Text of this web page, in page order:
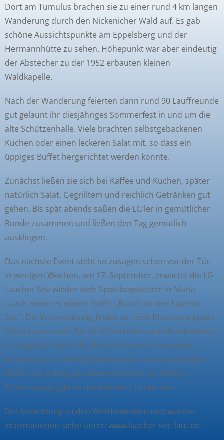
Dort am Tumulus brachen sie zu einer rund 4 km langen
Wanderung durch den Nickenicher Wald auf. Es gab
schöne Aussichtspunkte am Eppelsberg und der
Hermannhütte zu sehen. Höhepunkt war aber eindeutig
der Abstecher zu der 1952 erbauten kleinen
Waldkapelle.
Nach der Wanderung feierten dann rund 90 Lauffreunde
gut gelaunt ihr diesjähriges Sommerfest in und um die
alte Schützenhalle. Viele brachten selbstgebackenen
Kuchen oder einen leckeren Salat mit, so dass ein
üppiges Buffet hergerichtet werden konnte.
Zunächst ließen sie sich bei Kaffee und Kuchen, später
natürlich Salat, Gegrilltem und reichlich Getränken gut
gehen. Bis spät abends saßen die LG‘ler in gemütlicher
Runde zusammen und ließen den Tag gemütlich
ausklingen.
Das nächste Event steht so zusagen schon vor der Tür.
In wenigen Wochen, am 17. September, erwartet die LG
Laacher See wieder viele Sportbegeisterte in Maria
Laach, wenn es wieder heißt: „Rund um den Laacher
See“. Die Veranstaltung findet auf dem Klosterparkplatz
Maria Laach statt. Für Groß und Klein sind Wettbewerbe
im Angebot. Damit die Gäste kulinarisch verwöhnt
werden, bieten die Mitglieder wieder ein reichhaltiges
Buffet mit selbstgebackenem Kuchen an. Neben
Erbsensuppe gibt es noch weitere Leckereien.
Die Anmeldung zu den Wettbewerben und weitere
Informationen siehe unter: www.laacher-see-lauf.de.